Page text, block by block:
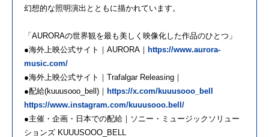
幻想的な照明演出とともに描かれています。
「AURORAの世界観を最も美しく映像化した作品のひとつ」
●海外上映公式サイト｜AURORA｜ https://www.aurora-
music.com/
●海外上映公式サイト｜Trafalgar Releasing｜
●配給(kuuusooo_bell)｜ https://x.com/kuuusooo_bell
https://www.instagram.com/kuuusooo.bell/
●主催・企画・日本での配給｜ソニー・ミュージックソリュー
ションズ KUUUSOOO_BELL